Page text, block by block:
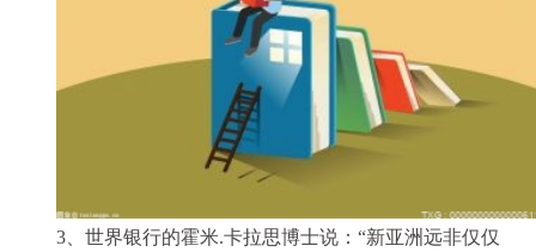
3、世界银行的霍米.卡拉思博士说：“新亚洲远非仅仅